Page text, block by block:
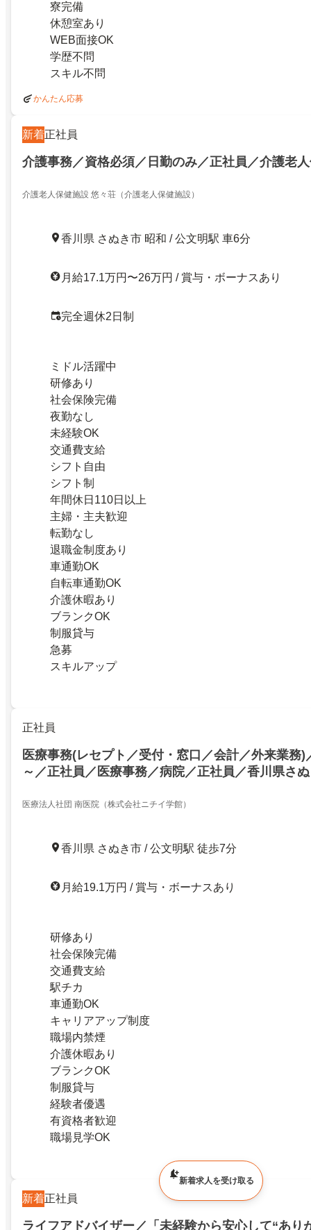
寮完備
休憩室あり
WEB面接OK
学歴不問
スキル不問
かんたん応募
新着正社員
介護事務／資格必須／日勤のみ／正社員／介護老
介護老人保健施設 悠々荘（介護老人保健施設）
香川県 さぬき市 昭和 / 公文明駅 車6分
月給17.1万円〜26万円 / 賞与・ボーナスあり
完全週休2日制
ミドル活躍中
研修あり
社会保険完備
夜勤なし
未経験OK
交通費支給
シフト自由
シフト制
年間休日110日以上
主婦・主夫歓迎
転勤なし
退職金制度あり
車通勤OK
自転車通勤OK
介護休暇あり
ブランクOK
制服貸与
急募
スキルアップ
正社員
医療事務(レセプト／受付・窓口／会計／外来業務)
～／正社員／医療事務／病院／正社員／香川県さ
カルクラークをお持ちの方／万全のサポート体制
医療法人社団 南医院（株式会社ニチイ学館）
香川県 さぬき市 / 公文明駅 徒歩7分
月給19.1万円 / 賞与・ボーナスあり
研修あり
社会保険完備
交通費支給
駅チカ
車通勤OK
キャリアアップ制度
職場内禁煙
介護休暇あり
ブランクOK
制服貸与
経験者優遇
有資格者歓迎
職場見学OK
新着正社員
ライフアドバイザー／「未経験から安心して“あり
新着求人を受け取る